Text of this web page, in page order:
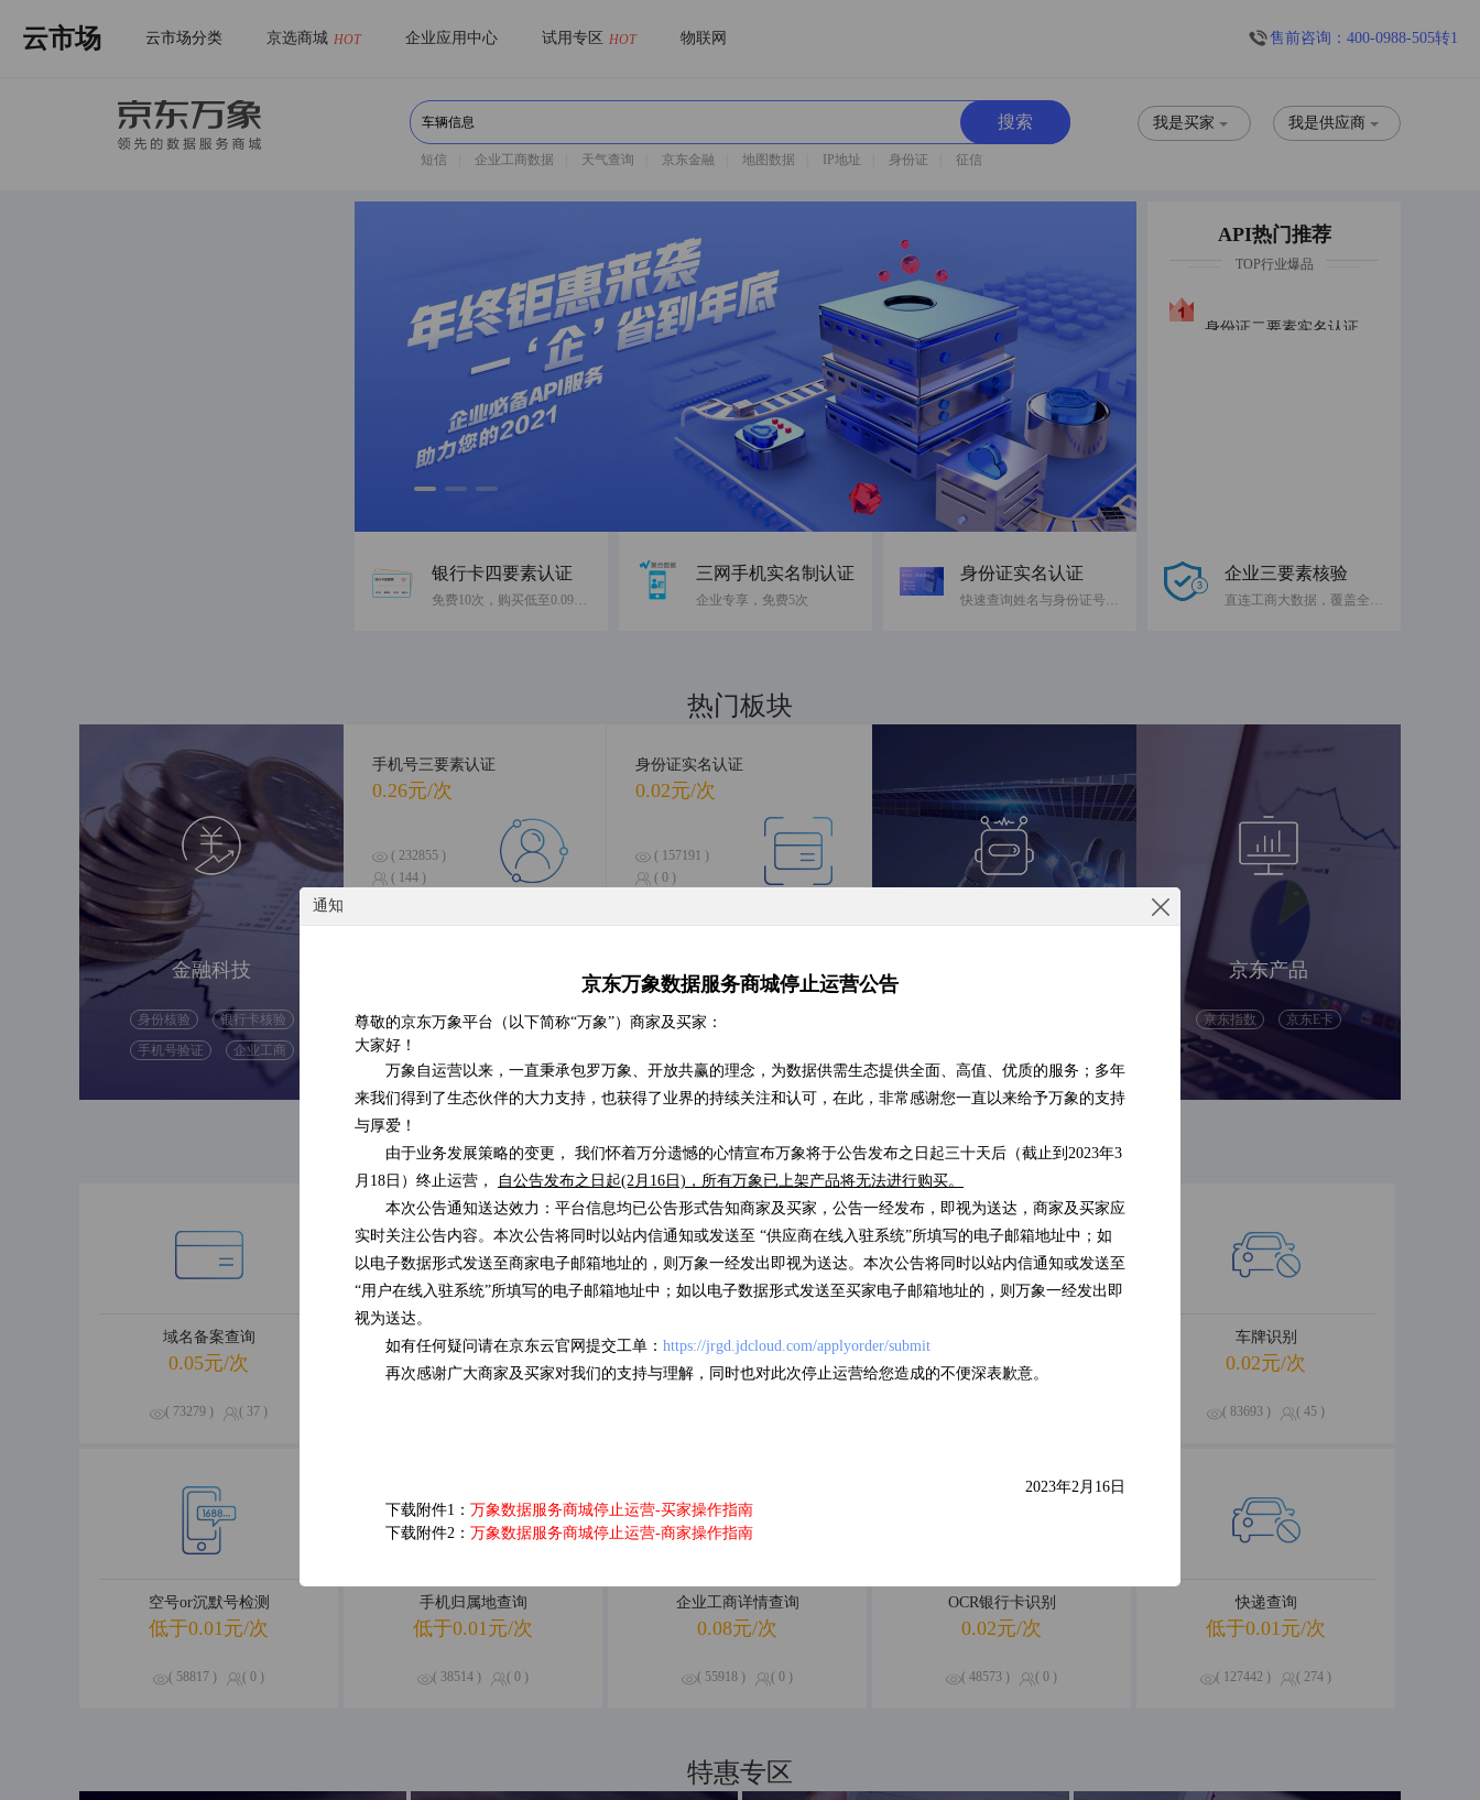
通知
京东万象数据服务商城停止运营公告
尊敬的京东万象平台（以下简称“万象”）商家及买家：
大家好！
万象自运营以来，一直秉承包罗万象、开放共赢的理念，为数据供需生态提供全面、高值、优质的服务；多年
来我们得到了生态伙伴的大力支持，也获得了业界的持续关注和认可，在此，非常感谢您一直以来给予万象的支持
与厚爱！
由于业务发展策略的变更， 我们怀着万分遗憾的心情宣布万象将于公告发布之日起三十天后（截止到2023年3
月18日）终止运营，
自公告发布之日起(2月16日)，所有万象已上架产品将无法进行购买。
本次公告通知送达效力：平台信息均已公告形式告知商家及买家，公告一经发布，即视为送达，商家及买家应
实时关注公告内容。本次公告将同时以站内信通知或发送至 “供应商在线入驻系统”所填写的电子邮箱地址中；如
以电子数据形式发送至商家电子邮箱地址的，则万象一经发出即视为送达。本次公告将同时以站内信通知或发送至
“用户在线入驻系统”所填写的电子邮箱地址中；如以电子数据形式发送至买家电子邮箱地址的，则万象一经发出即
视为送达。
如有任何疑问请在京东云官网提交工单： https://jrgd.jdcloud.com/applyorder/submit
再次感谢广大商家及买家对我们的支持与理解，同时也对此次停止运营给您造成的不便深表歉意。
2023年2月16日
下载附件1： 万象数据服务商城停止运营-买家操作指南
下载附件2： 万象数据服务商城停止运营-商家操作指南
云市场 云市场分类 京选商城 HOT 企业应用中心 试用专区 HOT 物联网 售前咨询：400-0988-505转1
我是供应商
我是买家
短信 企业工商数据 天气查询 京东金融 地图数据 IP地址 身份证 征信
API热门推荐
TOP行业爆品
银行卡四要素认证
免费10次，购买低至0.09元/次
三网手机实名制认证
企业专享，免费5次
身份证实名认证
快速查询姓名与身份证号码是否一致
企业三要素核验
直连工商大数据，覆盖全国企业
热门板块
金融科技
身份核验
银行卡核验
手机号验证
企业工商
手机号三要素认证
0.26元/次
( 232855 )
( 144 )
身份证实名认证
0.02元/次
( 157191 )
( 0 )
( 47592 )
( 0 )
0.16元/次
( 318 )
京东产品
京东指数 京东E卡
优品推荐
海量数据，优选试用
域名备案查询
0.05元/次
( 73279 ) ( 37 )
企业经营信息
0.09元/次
IP地址归属地查询
低于0.01元/次 低于0.01元/次
车牌识别
0.02元/次
( 83693 ) ( 45 )
空号or沉默号检测
低于0.01元/次
( 58817 ) ( 0 )
手机归属地查询
低于0.01元/次
( 38514 ) ( 0 )
企业工商详情查询
0.08元/次
( 55918 ) ( 0 )
OCR银行卡识别
0.02元/次
( 48573 ) ( 0 )
快递查询
低于0.01元/次
( 127442 ) ( 274 )
特惠专区